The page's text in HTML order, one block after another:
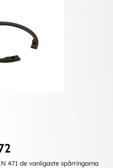
471 de vanligaste spårringarna